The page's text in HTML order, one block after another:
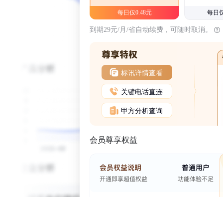
每日仅0.48元 每日
到期29元/月/省自动续费，可随时取消。
标讯详情查看
关键电话直连
甲方分析查询
会员尊享权益